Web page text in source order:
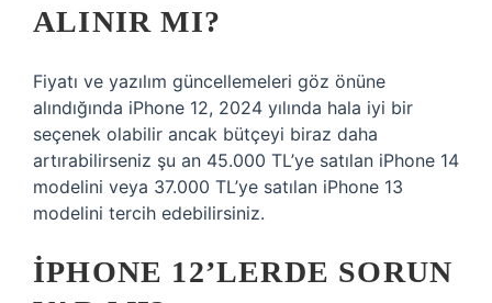
ALINIR MI?
Fiyatı ve yazılım güncellemeleri göz önüne
alındığında iPhone 12, 2024 yılında hala iyi bir
seçenek olabilir ancak bütçeyi biraz daha
artırabilirseniz şu an 45.000 TL’ye satılan iPhone 14
modelini veya 37.000 TL’ye satılan iPhone 13
modelini tercih edebilirsiniz.
IPHONE 12’LERDE SORUN